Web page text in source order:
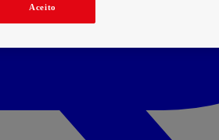
Aceito